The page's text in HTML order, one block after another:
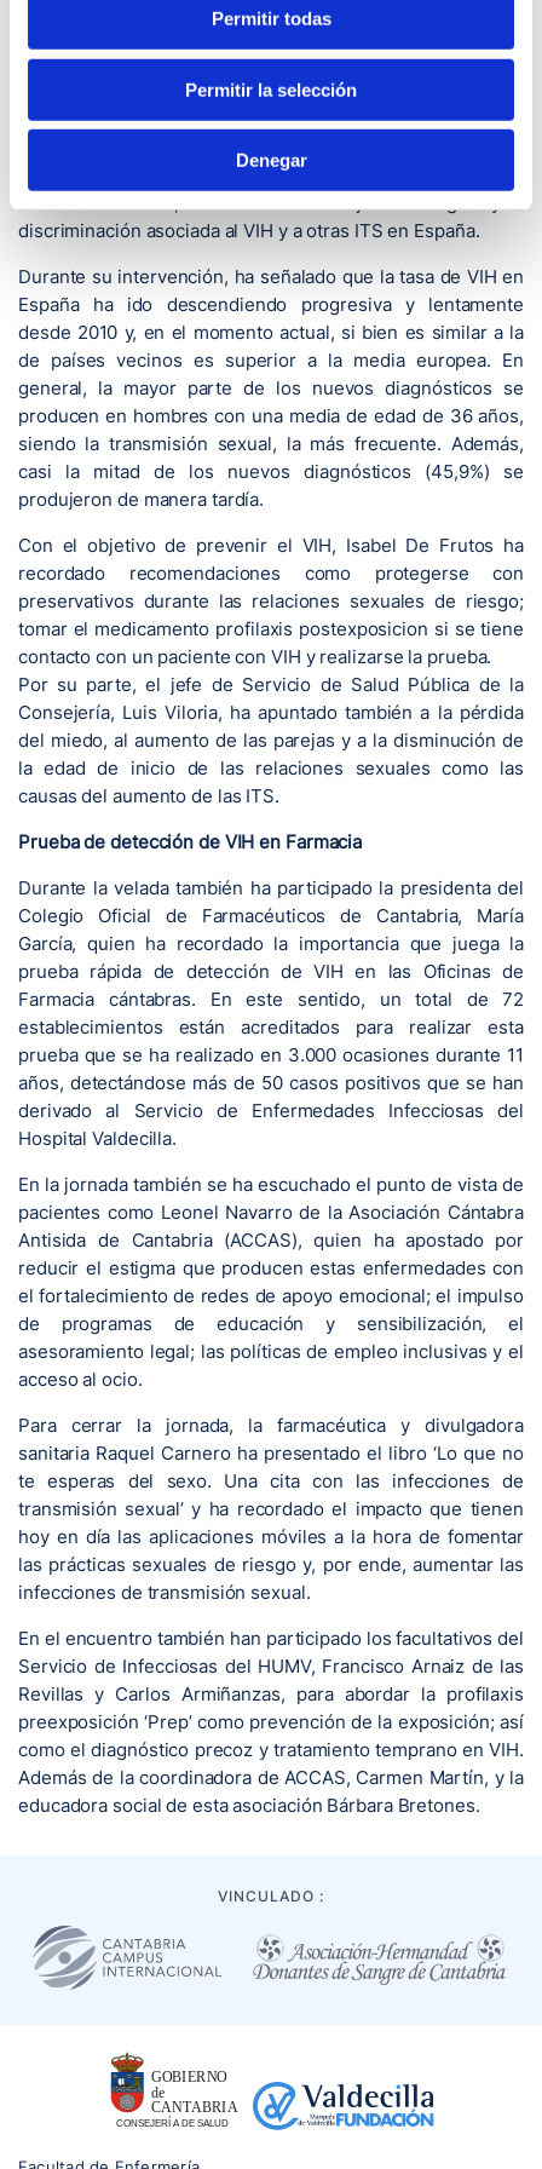
Permitir todas
Permitir la selección
Denegar
Infecciones por VIH e ITS en España 2021-2030, un
que pretende “impulsar y coordinar las acciones para la
eliminación del VIH y las ITS como problema de salud
pública en 2030” a través de varios pilares fundamentales
de las infecciones, la atención a la cronicidad y la mejora de
discriminación asociada al VIH y a otras ITS en España.
Durante su intervención, ha señalado que la tasa de VIH en
España ha ido descendiendo progresiva y lentamente
desde 2010 y, en el momento actual, si bien es similar a la
de países vecinos es superior a la media europea. En
general, la mayor parte de los nuevos diagnósticos se
producen en hombres con una media de edad de 36 años,
siendo la transmisión sexual, la más frecuente. Además,
casi la mitad de los nuevos diagnósticos (45,9%) se
produjeron de manera tardía.
Con el objetivo de prevenir el VIH, Isabel De Frutos ha
recordado recomendaciones como protegerse con
preservativos durante las relaciones sexuales de riesgo;
tomar el medicamento profilaxis postexposicion si se tiene
contacto con un paciente con VIH y realizarse la prueba.
Por su parte, el jefe de Servicio de Salud Pública de la
Consejería, Luis Viloria, ha apuntado también a la pérdida
del miedo, al aumento de las parejas y a la disminución de
la edad de inicio de las relaciones sexuales como las
causas del aumento de las ITS.
Prueba de detección de VIH en Farmacia
Durante la velada también ha participado la presidenta del
Colegio Oficial de Farmacéuticos de Cantabria, María
García, quien ha recordado la importancia que juega la
prueba rápida de detección de VIH en las Oficinas de
Farmacia cántabras. En este sentido, un total de 72
establecimientos están acreditados para realizar esta
prueba que se ha realizado en 3.000 ocasiones durante 11
años, detectándose más de 50 casos positivos que se han
derivado al Servicio de Enfermedades Infecciosas del
Hospital Valdecilla.
En la jornada también se ha escuchado el punto de vista de
pacientes como Leonel Navarro de la Asociación Cántabra
Antisida de Cantabria (ACCAS), quien ha apostado por
reducir el estigma que producen estas enfermedades con
el fortalecimiento de redes de apoyo emocional; el impulso
de programas de educación y sensibilización, el
asesoramiento legal; las políticas de empleo inclusivas y el
acceso al ocio.
Para cerrar la jornada, la farmacéutica y divulgadora
sanitaria Raquel Carnero ha presentado el libro ‘Lo que no
te esperas del sexo. Una cita con las infecciones de
transmisión sexual’ y ha recordado el impacto que tienen
hoy en día las aplicaciones móviles a la hora de fomentar
las prácticas sexuales de riesgo y, por ende, aumentar las
infecciones de transmisión sexual.
En el encuentro también han participado los facultativos del
Servicio de Infecciosas del HUMV, Francisco Arnaiz de las
Revillas y Carlos Armiñanzas, para abordar la profilaxis
preexposición ‘Prep’ como prevención de la exposición; así
como el diagnóstico precoz y tratamiento temprano en VIH.
Además de la coordinadora de ACCAS, Carmen Martín, y la
educadora social de esta asociación Bárbara Bretones.
VINCULADO :